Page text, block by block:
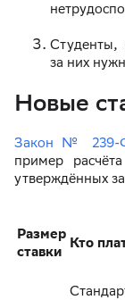
Студенты,
за них
Новые
Закон № 239-
пример
утверждённых
Размер
ставки
Кто